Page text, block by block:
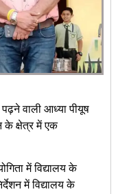
वाली आध्या पीयूष
के क्षेत्र में एक
में विद्यालय के
में विद्यालय के